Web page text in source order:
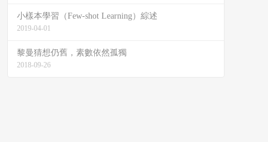
小樣本學習（Few-shot Learning）綜述
2019-04-01
黎曼猜想仍舊，素數依然孤獨
2018-09-26